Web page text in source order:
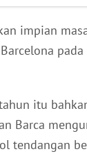
impian
itu
Barca
tendangan